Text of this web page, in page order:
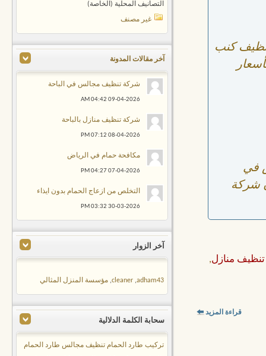
كنب
في
شركة
منازل,
قراءة المزيد
التصانيف المحلية (الخاصة)
غير مصنف
آخر مقالات المدونة
شركة تنظيف مجالس في الباحة
09-04-2026
04:42 AM
شركة تنظيف منازل بالباحة
08-04-2026
07:12 PM
مكافحة حمام في الرياض
07-04-2026
04:27 PM
التخلص من ازعاج الحمام بدون ايذاء
30-03-2026
03:32 PM
آخر الزوار
adham43
,
cleaner
, مؤسسة المنزل المثالي
سحابة الكلمة الدلالية
تركيب طارد الحمام تنظيف مجالس طارد الحمام